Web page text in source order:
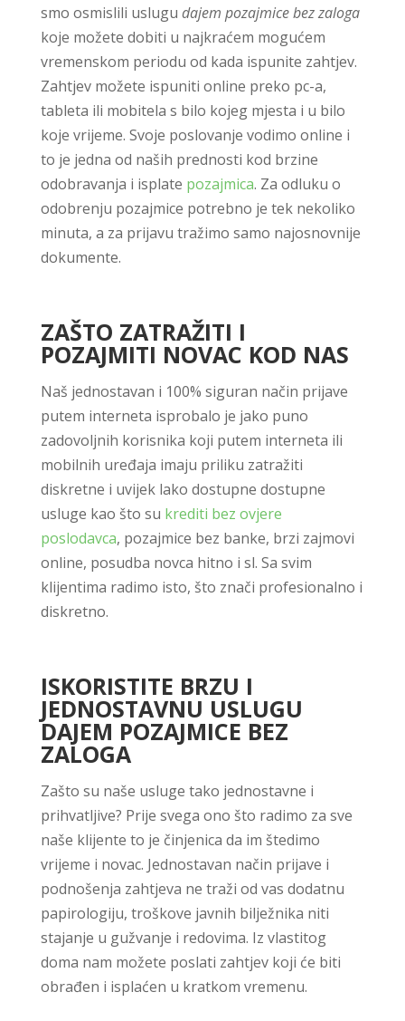
smo osmislili uslugu dajem pozajmice bez zaloga
koje možete dobiti u najkraćem mogućem
vremenskom periodu od kada ispunite zahtjev.
Zahtjev možete ispuniti online preko pc-a,
tableta ili mobitela s bilo kojeg mjesta i u bilo
koje vrijeme. Svoje poslovanje vodimo online i
to je jedna od naših prednosti kod brzine
odobravanja i isplate pozajmica. Za odluku o
odobrenju pozajmice potrebno je tek nekoliko
minuta, a za prijavu tražimo samo najosnovnije
dokumente.
ZAŠTO ZATRAŽITI I
POZAJMITI NOVAC KOD NAS
Naš jednostavan i 100% siguran način prijave
putem interneta isprobalo je jako puno
zadovoljnih korisnika koji putem interneta ili
mobilnih uređaja imaju priliku zatražiti
diskretne i uvijek lako dostupne dostupne
usluge kao što su krediti bez ovjere
poslodavca, pozajmice bez banke, brzi zajmovi
online, posudba novca hitno i sl. Sa svim
klijentima radimo isto, što znači profesionalno i
diskretno.
ISKORISTITE BRZU I
JEDNOSTAVNU USLUGU
DAJEM POZAJMICE BEZ
ZALOGA
Zašto su naše usluge tako jednostavne i
prihvatljive? Prije svega ono što radimo za sve
naše klijente to je činjenica da im štedimo
vrijeme i novac. Jednostavan način prijave i
podnošenja zahtjeva ne traži od vas dodatnu
papirologiju, troškove javnih bilježnika niti
stajanje u gužvanje i redovima. Iz vlastitog
doma nam možete poslati zahtjev koji će biti
obrađen i isplaćen u kratkom vremenu.